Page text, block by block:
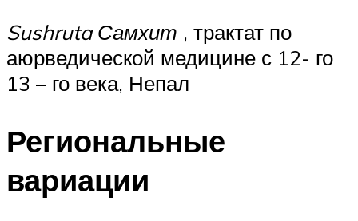
Sushruta Самхит , трактат по
аюрведической медицине с 12- го
13 – го века, Непал
Региональные
вариации